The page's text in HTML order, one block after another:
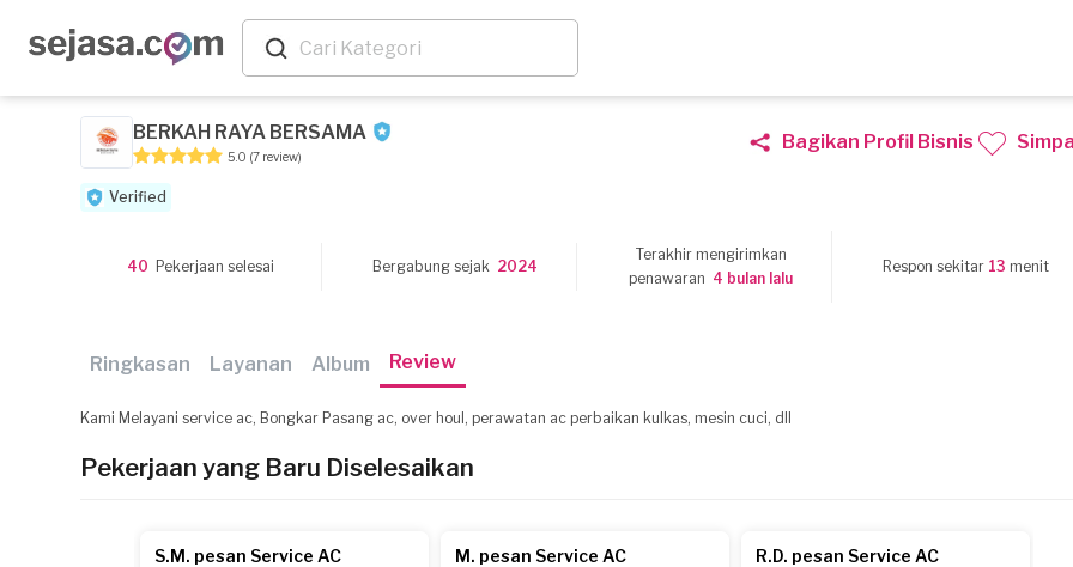
BERKAH RAYA BERSAMA
5.0 (7 review)
Bagikan Profil Bisnis
Verified
40 Pekerjaan selesai Bergabung sejak 2024
Terakhir mengirimkan
penawaran 4 bulan lalu
Respon sekitar 13 menit
Ringkasan Layanan Album Review
Kami Melayani service ac, Bongkar Pasang ac, over houl, perawatan ac perbaikan kulkas, mesin cuci, dll
Pekerjaan yang Baru Diselesaikan
S.M. pesan Service AC M. pesan Service AC R.D. pesan Service AC